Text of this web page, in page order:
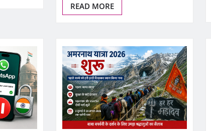
READ MORE